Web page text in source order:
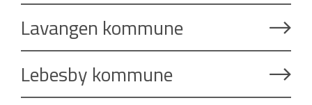
Lavangen kommune
Lebesby kommune